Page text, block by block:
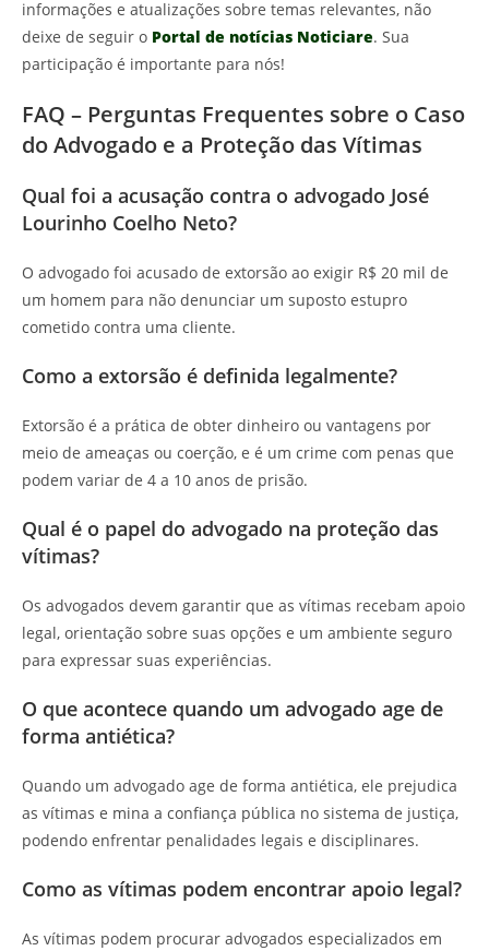
informações e atualizações sobre temas relevantes, não
deixe de seguir o Portal de notícias Noticiare. Sua
participação é importante para nós!
FAQ – Perguntas Frequentes sobre o Caso
do Advogado e a Proteção das Vítimas
Qual foi a acusação contra o advogado José
Lourinho Coelho Neto?
O advogado foi acusado de extorsão ao exigir R$ 20 mil de
um homem para não denunciar um suposto estupro
cometido contra uma cliente.
Como a extorsão é definida legalmente?
Extorsão é a prática de obter dinheiro ou vantagens por
meio de ameaças ou coerção, e é um crime com penas que
podem variar de 4 a 10 anos de prisão.
Qual é o papel do advogado na proteção das
vítimas?
Os advogados devem garantir que as vítimas recebam apoio
legal, orientação sobre suas opções e um ambiente seguro
para expressar suas experiências.
O que acontece quando um advogado age de
forma antiética?
Quando um advogado age de forma antiética, ele prejudica
as vítimas e mina a confiança pública no sistema de justiça,
podendo enfrentar penalidades legais e disciplinares.
Como as vítimas podem encontrar apoio legal?
As vítimas podem procurar advogados especializados em